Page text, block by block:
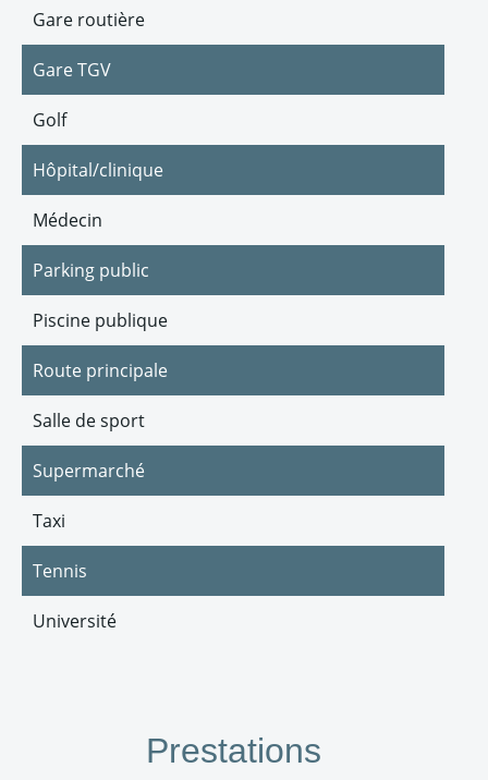
Gare routière
Gare TGV
Golf
Hôpital/clinique
Médecin
Parking public
Piscine publique
Route principale
Salle de sport
Supermarché
Taxi
Tennis
Université
Prestations